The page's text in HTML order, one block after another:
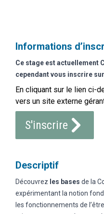
Informations
Ce stage est actuellement
cependant vous inscrire
En cliquant sur le lien ci-
vers un site externe
S'inscrire
Descriptif
Découvrez les bases de la
expérimentant la notion
les fonctionnements de